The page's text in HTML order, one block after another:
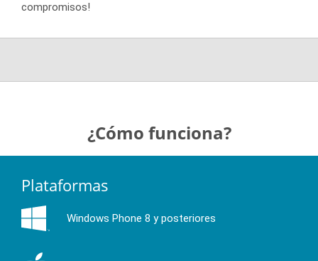
compromisos!
¿Cómo funciona?
Plataformas
Windows Phone 8 y posteriores